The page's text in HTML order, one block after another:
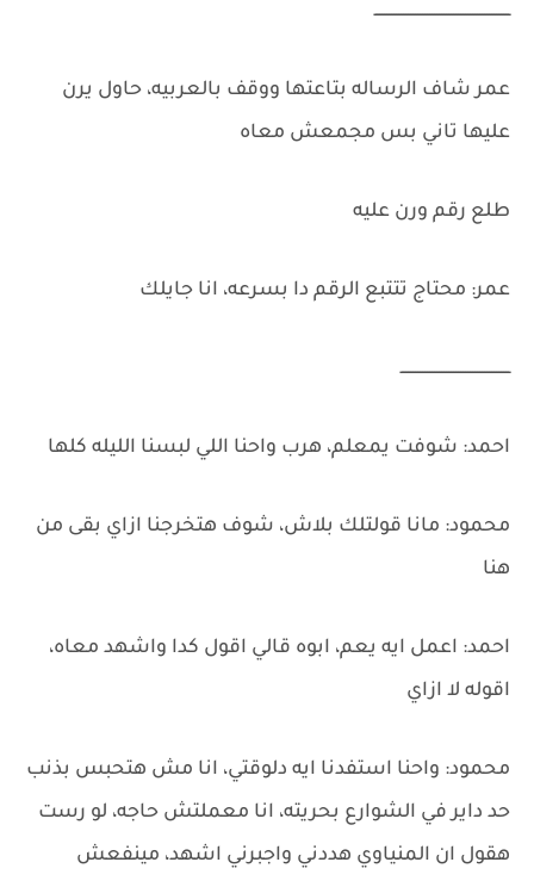
ـــــــــــــــــــــــــــــــــــــــــــــــــــــــــ
عمر شاف الرساله بتاعتها ووقف بالعربيه، حاول يرن
عليها تاني بس مجمعش معاه
طلع رقم ورن عليه
عمر: محتاج تتتبع الرقم دا بسرعه، انا جايلك
ــــــــــــــــــــــــــــــــــــــــــــــ
احمد: شوفت يمعلم، هرب واحنا اللي لبسنا الليله كلها
محمود: مانا قولتلك بلاش، شوف هتخرجنا ازاي بقى من
هنا
احمد: اعمل ايه يعم، ابوه قالي اقول كدا واشهد معاه،
اقوله لا ازاي
محمود: واحنا استفدنا ايه دلوقتي، انا مش هتحبس بذنب
حد داير في الشوارع بحريته، انا معملتش حاجه، لو رست
هقول ان المنياوي هددني واجبرني اشهد، مينفعش